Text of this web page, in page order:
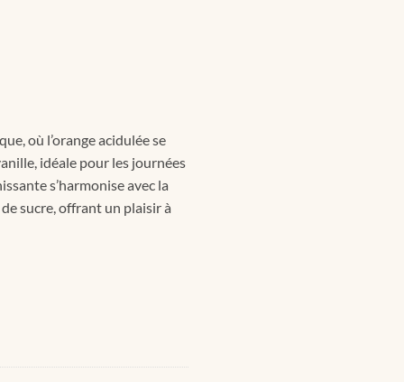
où l’orange acidulée se
idéale pour les journées
s’harmonise avec la
sucre, offrant un plaisir à